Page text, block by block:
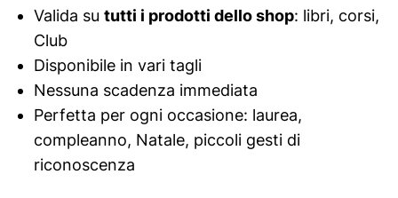
Valida su tutti i prodotti dello shop: libri, corsi,
Club
Disponibile in vari tagli
Nessuna scadenza immediata
Perfetta per ogni occasione: laurea,
compleanno, Natale, piccoli gesti di
riconoscenza